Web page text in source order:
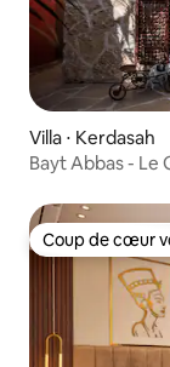
Villa ⋅ Kerdasah
Bayt Abbas - Le
Coup de cœur
Coup de cœur